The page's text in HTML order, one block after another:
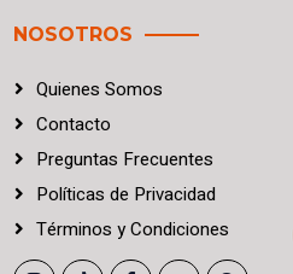
NOSOTROS
Quienes Somos
Contacto
Preguntas Frecuentes
Políticas de Privacidad
Términos yCondiciones